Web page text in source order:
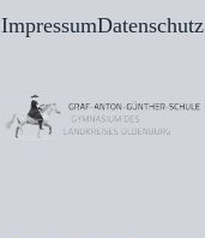
ImpressumDatenschutz